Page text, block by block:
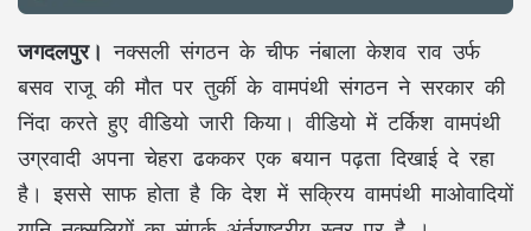
जगदलपुर। नक्सली संगठन के चीफ नंबाला केशव राव उर्फ
बसव राजू की मौत पर तुर्की के वामपंथी संगठन ने सरकार की
निंदा करते हुए वीडियो जारी किया। वीडियो में टर्किश वामपंथी
उग्रवादी अपना चेहरा ढककर एक बयान पढ़ता दिखाई दे रहा
है। इससे साफ होता है कि देश में सक्रिय वामपंथी माओवादियों